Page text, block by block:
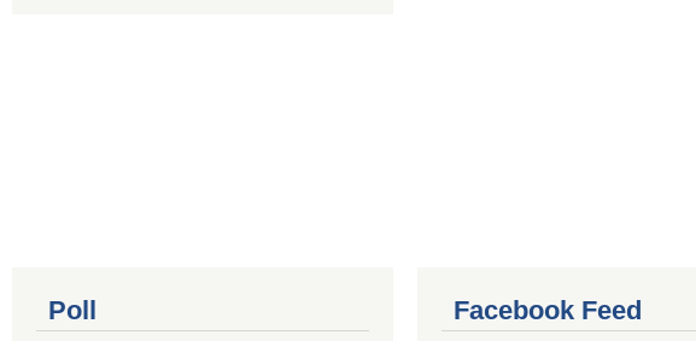
Poll Facebook Feed